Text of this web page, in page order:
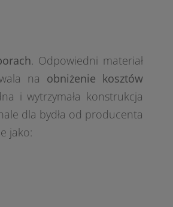
. Odpowiedni materiał
na obniżenie kosztów
i wytrzymała konstrukcja
dla bydła od producenta
jako: